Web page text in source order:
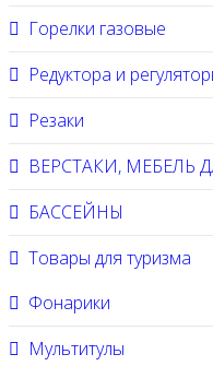
Горелки газовые
Редуктора и
Резаки
ВЕРСТАКИ, МЕБЕЛЬ
БАССЕЙНЫ
Товары для туризма
Фонарики
Мультитулы